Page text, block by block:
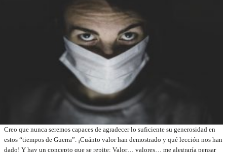
Creo que nunca seremos capaces de agradecer lo suficiente su generosidad en
estos “tiempos de Guerra”. ¡Cuánto valor han demostrado y qué lección nos han
dado! Y hay un concepto que se repite: Valor… valores… me alegraría pensar